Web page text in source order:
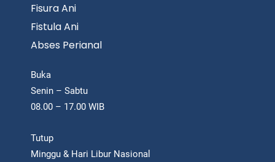
Fisura Ani
Fistula Ani
Abses Perianal
Buka
Senin – Sabtu
08.00 – 17.00 WIB
Tutup
Minggu & Hari Libur Nasional